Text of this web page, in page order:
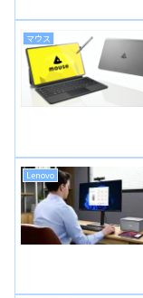
マウス
Lenovo